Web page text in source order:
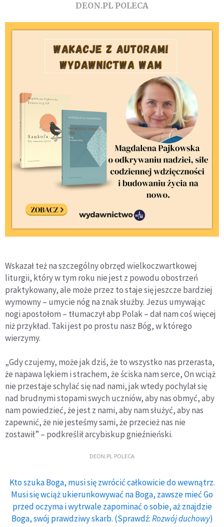
DEON.PL POLECA
Wskazał też na szczególny obrzęd wielkoczwartkowej
liturgii, który w tym roku nie jest z powodu obostrzeń
praktykowany, ale może przez to staje się jeszcze bardziej
wymowny – umycie nóg na znak służby. Jezus umywając
nogi apostołom – tłumaczył abp Polak – dał nam coś więcej
niż przykład. Taki jest po prostu nasz Bóg, w którego
wierzymy.
„Gdy czujemy, może jak dziś, że to wszystko nas przerasta,
że napawa lękiem i strachem, że ściska nam serce, On wciąż
nie przestaje schylać się nad nami, jak wtedy pochylał się
nad brudnymi stopami swych uczniów, aby nas obmyć, aby
nam powiedzieć, że jest z nami, aby nam służyć, aby nas
zapewnić, że nie jesteśmy sami, że przecież nas nie
zostawił” – podkreślił arcybiskup gnieźnieński.
DEON.PL POLECA
Kto szuka Boga, musi się zwrócić całkowicie do wewnątrz.
Musi się wciąż ukierunkowywać na Boga, zawsze mieć Go
przed oczyma i wytrwale zapominać o sobie, aż znajdzie
Boga, swój prawdziwy skarb. (Sprawdź:Rozwój duchowy)